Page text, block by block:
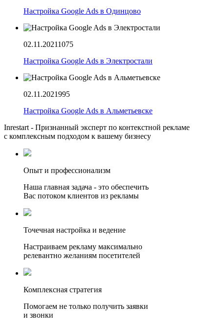
Настройка Google Ads в Одинцово
02.11.20211075
Настройка Google Ads в Электростали
02.11.2021995
Настройка Google Ads в Альметьевске
Inrestart - Признанный эксперт по контекстной рекламе
с комплексным подходом к вашему бизнесу
Опыт и профессионализм
Наша главная задача - это обеспечить
Вас потоком клиентов из рекламы
Точечная настройка и ведение
Настраиваем рекламу максимально
релевантно желаниям посетителей
Комплексная стратегия
Помогаем не только получить заявки
и звонки